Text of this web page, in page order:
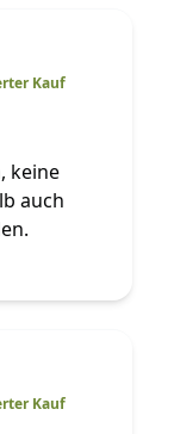
Kauf
keine
auch
Kauf